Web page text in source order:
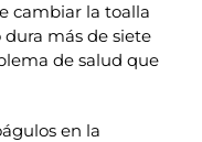
cambiar la toalla
dura más de siete
de salud que
en la